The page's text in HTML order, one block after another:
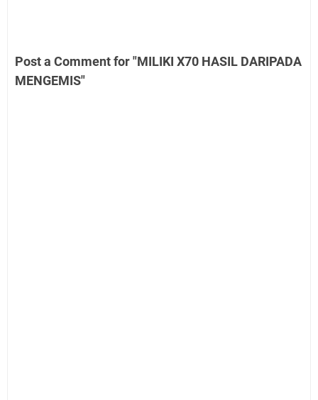
Post a Comment for "MILIKI X70 HASIL DARIPADA
MENGEMIS"